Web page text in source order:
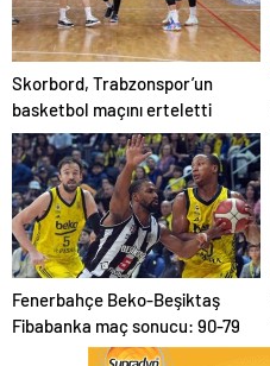
Skorbord, Trabzonspor’un
basketbol maçını erteletti
Fenerbahçe Beko-Beşiktaş
Fibabanka maç sonucu: 90-79